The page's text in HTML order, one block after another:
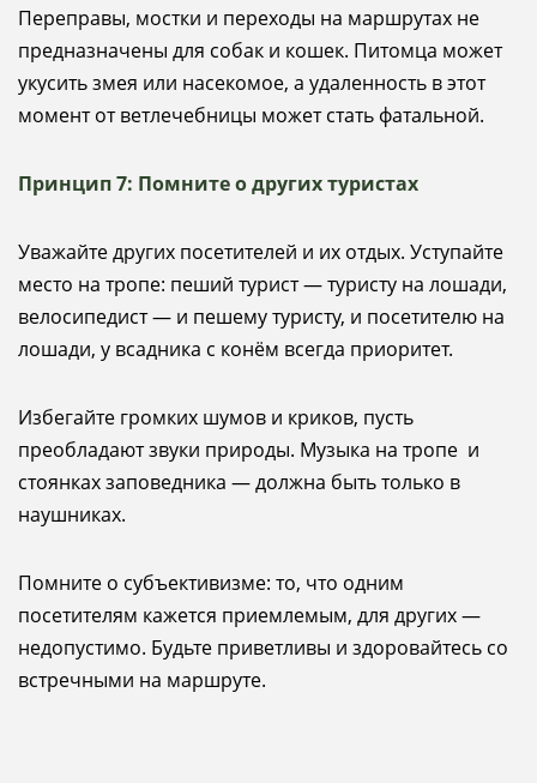
Переправы, мостки и переходы на маршрутах не
предназначены для собак и кошек. Питомца может
укусить змея или насекомое, а удаленность в этот
момент от ветлечебницы может стать фатальной.
Принцип 7: Помните о других туристах
Уважайте других посетителей и их отдых. Уступайте
место на тропе: пеший турист — туристу на лошади,
велосипедист — и пешему туристу, и посетителю на
лошади, у всадника с конём всегда приоритет.
Избегайте громких шумов и криков, пусть
преобладают звуки природы. Музыка на тропе и
стоянках заповедника — должна быть только в
наушниках.
Помните о субъективизме: то, что одним
посетителям кажется приемлемым, для других —
недопустимо. Будьте приветливы и здоровайтесь со
встречными на маршруте.